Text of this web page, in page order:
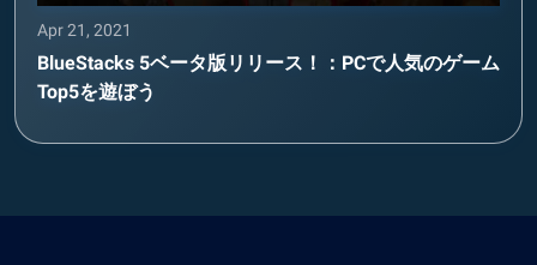
Apr 21, 2021
BlueStacks 5ベータ版リリース！：PCで人気のゲーム
Top5を遊ぼう